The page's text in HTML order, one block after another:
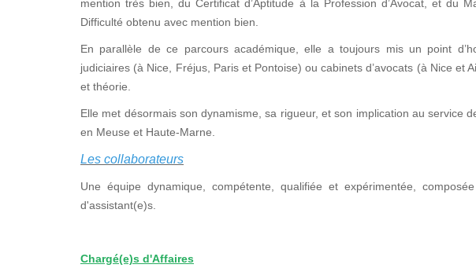
mention très bien, du Certificat d’Aptitude à la Profession d’Avocat, et du
Difficulté obtenu avec mention bien.
En parallèle de ce parcours académique, elle a toujours mis un point
judiciaires (à Nice, Fréjus, Paris et Pontoise) ou cabinets d’avocats (à Nice et
et théorie.
Elle met désormais son dynamisme, sa rigueur, et son implication au service
en Meuse et Haute-Marne.
Les collaborateurs
Une équipe dynamique, compétente, qualifiée et expérimentée,
d'assistant(e)s.
Chargé(e)s d'Affaires